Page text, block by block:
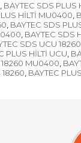
, BAYTEC SDS PLUS
HİLTİ MU0400,
, BAYTEC SDS
, BAYTEC SDS
SDS UCU
PLUS HİLTİ UCU,
18260 MU0400,
18260, BAYTEC